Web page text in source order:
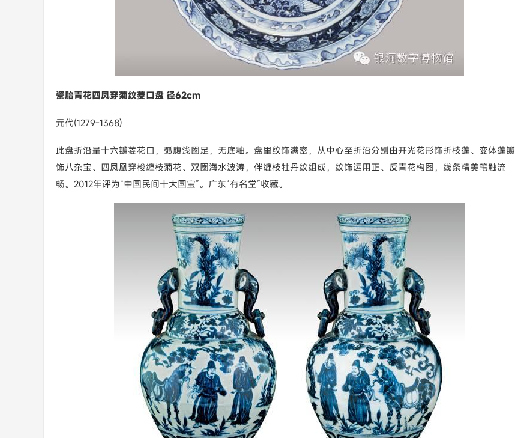
瓷胎青花四凤穿菊纹菱口盘 径62cm
元代(1279-1368)
此盘折沿呈十六瓣菱花口，弧腹浅圈足，无底釉。盘里纹饰满密，从中心至折沿分别由开光花形饰折枝莲、变体莲瓣
饰八杂宝、四凤凰穿梭缠枝菊花、双圈海水波涛，伴缠枝牡丹纹组成，纹饰运用正、反青花构图，线条精美笔触流
畅。2012年评为“中国民间十大国宝”。广东“有名堂”收藏。